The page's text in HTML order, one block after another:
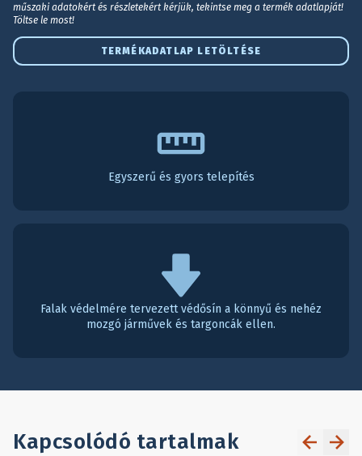
műszaki adatokért és részletekért kérjük, tekintse meg a termék adatlapját!
Töltse le most!
TERMÉKADATLAP LETÖLTÉSE
Egyszerű és gyors telepítés
Falak védelmére tervezett védősín a könnyű és nehéz
mozgó járművek és targoncák ellen.
Kapcsolódó tartalmak